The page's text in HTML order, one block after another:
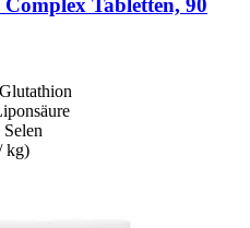
Tabletten, 90
kg)